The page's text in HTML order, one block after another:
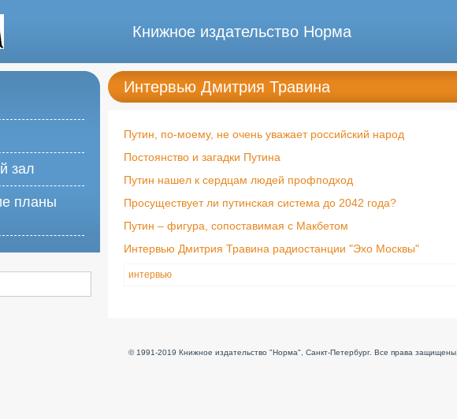
Книжное издательство Норма
Интервью Дмитрия Травина
Путин, по-моему, не очень уважает российский народ
Постоянство и загадки Путина
Путин нашел к сердцам людей профподход
Просуществует ли путинская система до 2042 года?
Путин – фигура, сопоставимая с Макбетом
Интервью Дмитрия Травина радиостанции "Эхо Москвы"
интервью
зал
планы
© 1991-2019 Книжное издательство "Норма", Санкт-Петербург. Все права защищены.